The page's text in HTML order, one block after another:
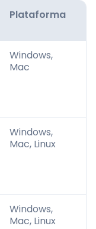
Plataforma
Windows,
Mac
Windows,
Mac, Linux
Windows,
Mac, Linux